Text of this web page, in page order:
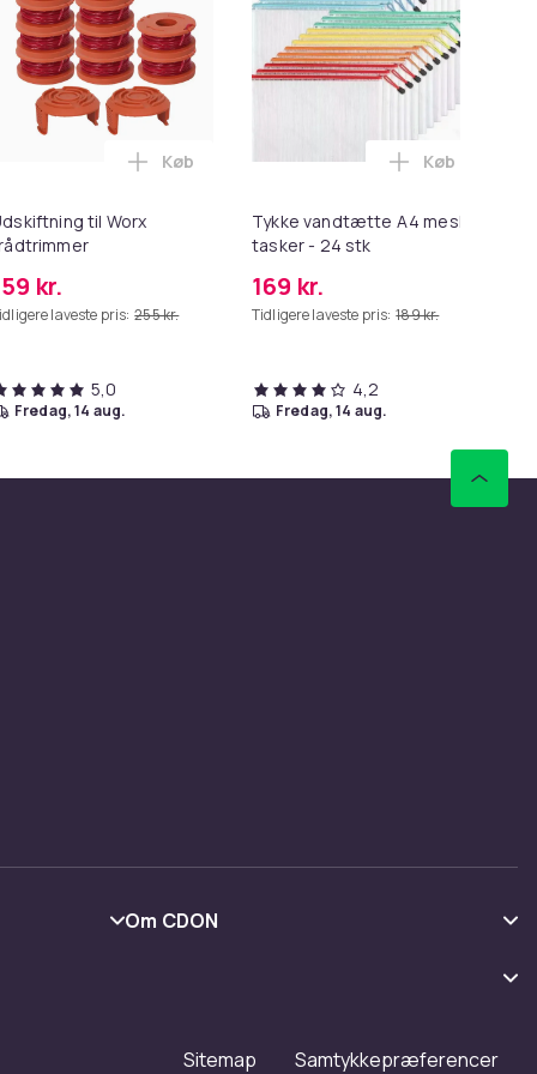
padle bord oppustelige appelsin 320 cm i kurven
Pure D8.2 PD82-Anima -støvsuger i kurven
til Worx
kr.
laveste pris: 255 kr.
Læg Udskiftning til Worx trådtrimmer i
Køb
5,0
fredag, 14 aug.
Tykke vandtætte A4 mesh
tasker - 24 stk
169 kr.
Tidligere laveste pris: 189 kr.
Læg Tykke
Køb
4,2
fredag, 14 aug.
Om CDON
Arbejd på CDON
Sitemap Samtykkepræferencer